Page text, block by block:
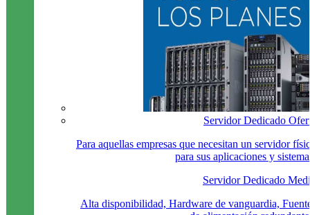
Servidor Dedicado
Para aquellas empresas que necesitan un servidor
para sus aplicaciones y
Servidor Dedicado
Alta disponibilidad, Hardware de vanguardia,